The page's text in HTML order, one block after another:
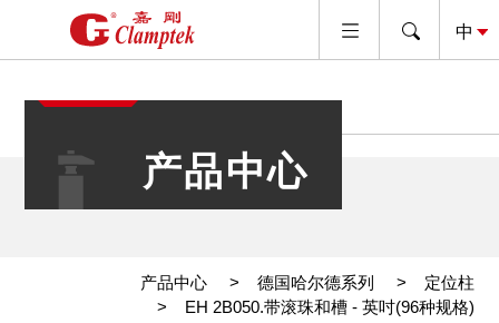
产品中心
产品中心 德国哈尔德系列
定位柱
EH 2B050.带滚珠和槽 - 英吋(96种规格)